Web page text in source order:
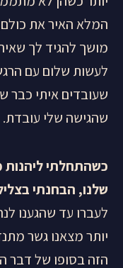
המלא האיר את
מושך להגיד לך
לעשות שלום עם
שעובדים איתי כבר
שהגישה שלי עובדת.
כשהתחלתי ליהנות
שלנו, הבחנתי
לעברו עד שהגענו
יותר מצאנו גשר
הזה בסופו של דבר